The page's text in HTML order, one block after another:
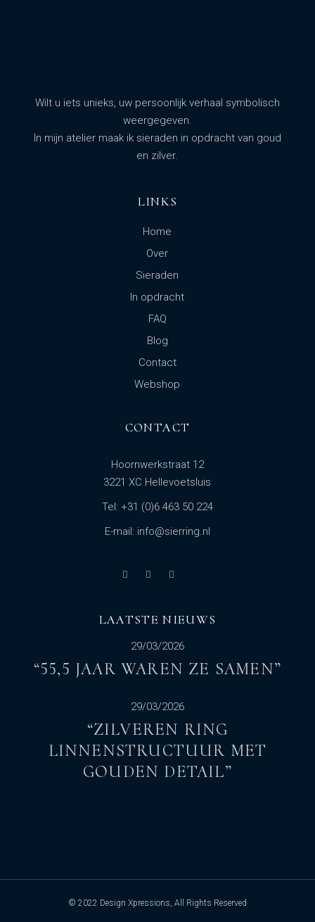
Wilt u iets unieks, uw persoonlijk verhaal symbolisch
weergegeven.
In mijn atelier maak ik sieraden in opdracht van goud
en zilver.
LINKS
Home
Over
Sieraden
In opdracht
FAQ
Blog
Contact
Webshop
CONTACT
Hoornwerkstraat 12
3221 XC Hellevoetsluis
Tel: +31 (0)6 463 50 224
E-mail: info@sierring.nl
LAATSTE NIEUWS
29/03/2026
“55,5 JAAR WAREN ZE SAMEN”
29/03/2026
“ZILVEREN RING
LINNENSTRUCTUUR MET
GOUDEN DETAIL”
© 2022 Design Xpressions , All Rights Reserved